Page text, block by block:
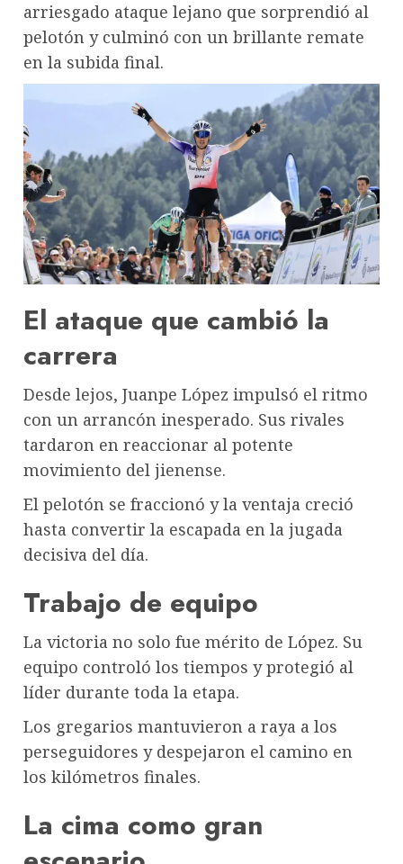
arriesgado ataque lejano que sorprendió al
pelotón y culminó con un brillante remate
en la subida final.
El ataque que cambió la
carrera
Desde lejos, Juanpe López impulsó el ritmo
con un arrancón inesperado. Sus rivales
tardaron en reaccionar al potente
movimiento del jienense.
El pelotón se fraccionó y la ventaja creció
hasta convertir la escapada en la jugada
decisiva del día.
Trabajo de equipo
La victoria no solo fue mérito de López. Su
equipo controló los tiempos y protegió al
líder durante toda la etapa.
Los gregarios mantuvieron a raya a los
perseguidores y despejaron el camino en
los kilómetros finales.
La cima como gran